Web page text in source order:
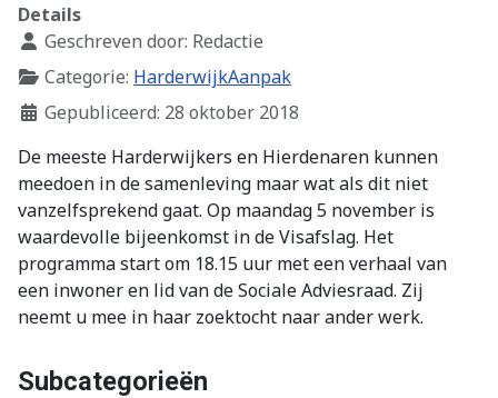
Details
Geschreven door: Redactie
Categorie: HarderwijkAanpak
Gepubliceerd: 28 oktober 2018
De meeste Harderwijkers en Hierdenaren kunnen
meedoen in de samenleving maar wat als dit niet
vanzelfsprekend gaat. Op maandag 5 november is
waardevolle bijeenkomst in de Visafslag. Het
programma start om 18.15 uur met een verhaal van
een inwoner en lid van de Sociale Adviesraad. Zij
neemt u mee in haar zoektocht naar ander werk.
Subcategorieën